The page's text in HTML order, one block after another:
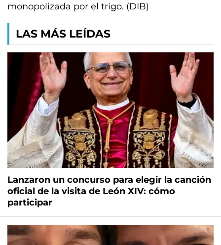
monopolizada por el trigo. (DIB)
LAS MÁS LEÍDAS
Lanzaron un concurso para elegir la canción
oficial de la visita de León XIV: cómo
participar